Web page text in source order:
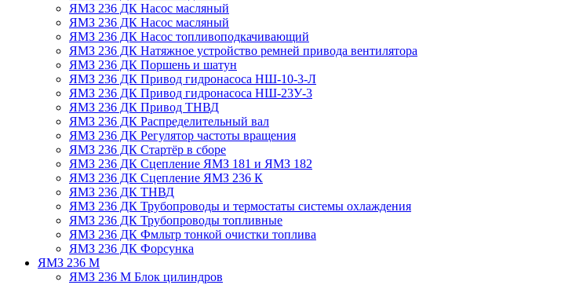
ЯМЗ 236 ДК Насос масляный
ЯМЗ 236 ДК Насос масляный
ЯМЗ 236 ДК Насос топливоподкачивающий
ЯМЗ 236 ДК Натяжное устройство ремней привода вентилятора
ЯМЗ 236 ДК Поршень и шатун
ЯМЗ 236 ДК Привод гидронасоса НШ-10-3-Л
ЯМЗ 236 ДК Привод гидронасоса НШ-23У-3
ЯМЗ 236 ДК Привод ТНВД
ЯМЗ 236 ДК Распределительный вал
ЯМЗ 236 ДК Регулятор частоты вращения
ЯМЗ 236 ДК Стартёр в сборе
ЯМЗ 236 ДК Сцепление ЯМЗ 181 и ЯМЗ 182
ЯМЗ 236 ДК Сцепление ЯМЗ 236 К
ЯМЗ 236 ДК ТНВД
ЯМЗ 236 ДК Трубопроводы и термостаты системы охлаждения
ЯМЗ 236 ДК Трубопроводы топливные
ЯМЗ 236 ДК Фмльтр тонкой очистки топлива
ЯМЗ 236 ДК Форсунка
ЯМЗ 236 М
ЯМЗ 236 М Блок цилиндров